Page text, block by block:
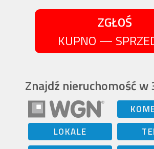
ZGŁOŚ
KUPNO —
Znajdź nieruchomość w
LOKALE